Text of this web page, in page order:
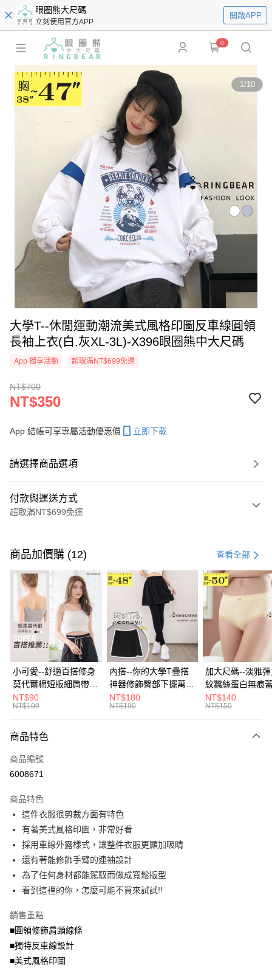
眼圈熊大尺碼
立刻使用官方APP
開啟APP
0
1/10
大學T--休閒運動潮流美式風格印圖反車線圓領
長袖上衣(白.灰XL-3L)-X396眼圈熊中大尺碼
App 獨享活動 超取滿NT$699免運
NT$700
NT$350
App 結帳可享專屬活動優惠價 立即下載
請選擇商品選項
付款與運送方式
超取滿NT$699免運
信用卡一次付款
超商取貨付款
LINE Pay
Apple Pay
街口支付
悠遊付
Google Pay
全盈+PAY
大哥付你分期
【大哥付你分期使用說明】
1.本服務由台灣大哥大提供，台灣大哥大用戶可立即使用無須另外申請。
流程，驗證手機門號後，選擇欲分期的期數、繳款截止日，確認付款後即完
成交易。
3.實際核准額度、可分期數及費用金額請依後續交易確認頁面所載為準。
4.訂單成立30分鐘內，如未前往確認交易或遇審核未通過，訂單將自動取
法說明評估內容。
【繳款方式說明】
1.分期款項不併入電信帳單，「大哥付你分期」於每月結算日後寄送繳費提
醒簡訊。
2.透過簡訊連結打開帳單後，可選擇「超商條碼／台灣大直營門市／銀行轉
【注意事項】
1.本服務係由「台灣大哥大股份有限公司」（以下簡稱本公司）所提供，讓
用戶於交易時，得透過本服務購買商品或服務，並由商店將買賣／分期付款
買賣價金債權讓與本公司後，依約使用本公司帳單繳交帳款。
AFTEE先享後付
【關於「AFTEE先享後付」】
AFTEE先享後付是「在收到商品之後才付款」的支付方式。 讓您購物簡單
便利好安心！
１．簡單：不需註冊會員、不需綁卡、不需儲值。
２．便利：只要手機號碼，簡訊認證，即可結帳。
３．安心：先確認商品／服務後，再付款。
【「AFTEE先享後付」結帳流程】
１．於結帳方式選擇「AFTEE先享後付」後，將跳轉至「AFTEE先享後付」
３．收到繳費通知簡訊後14天內，點擊此簡訊中的連結，可透過四大超商／
ATM／網路銀行／等多元方式進行付款，方視為交易完成。
※ 請注意：結帳手續完成當下不需立刻繳費，但若您需要取消訂單，請聯絡
購買商品的店家。未經商家同意取消之訂單仍視為有效，需透過AFTEE先享
後付繳納相關費用。
ATM付款
全家取貨付款
每筆NT$70，滿NT$699(含以上)免運費
付款後全家取貨
每筆NT$70，滿NT$699(含以上)免運費
7-11取貨付款
每筆NT$70，滿NT$799(含以上)免運費
商品加價購 (12) 查看全部
小可愛--舒適百搭修身
莫代爾棉短版細肩帶素
色背心(白.黑.灰L-2L)-
U582眼圈熊中大尺碼
NT$90
NT$100
內搭--你的大學T疊搭
神器修飾臀部下擺萬用
內搭裙/遮臀裙(黑2L-
6L)-Q155眼圈熊中大
NT$180
NT$190
加大尺碼--淡雅
紋蠶絲蛋白無痕
角內褲(白.粉.藍.
3L)-L28眼圈熊中
NT$140
NT$150
商品特色
商品編號
6008671
商品特色
這件衣服很剪裁方面有特色
有著美式風格印圖，非常好看
採用車線外露樣式，讓整件衣服更顯加吸睛
還有著能修飾手臂的連袖設計
為了任何身材都能駕馭而做成寬鬆版型
看到這裡的你，怎麼可能不買來試試!!
銷售重點
■圓領修飾肩頸線條
■獨特反車線設計
■美式風格印圖